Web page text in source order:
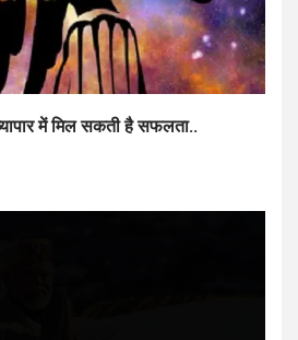
में मिल सकती है सफलता..